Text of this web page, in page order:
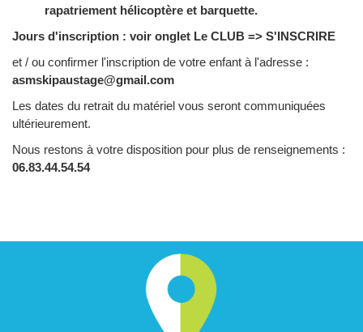
rapatriement hélicoptère et barquette.
Jours d'inscription : voir onglet Le CLUB => S'INSCRIRE
et / ou confirmer l'inscription de votre enfant à l'adresse :
asmskipaustage@gmail.com
Les dates du retrait du matériel vous seront communiquées
ultérieurement.
Nous restons à votre disposition pour plus de renseignements :
06.83.44.54.54